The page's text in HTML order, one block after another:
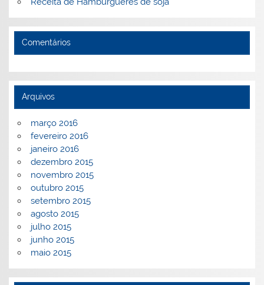
Comentários
Arquivos
março 2016
fevereiro 2016
janeiro 2016
dezembro 2015
novembro 2015
outubro 2015
setembro 2015
agosto 2015
julho 2015
junho 2015
maio 2015